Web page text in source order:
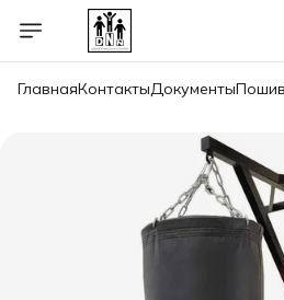
ГлавнаяКонтактыДокументы